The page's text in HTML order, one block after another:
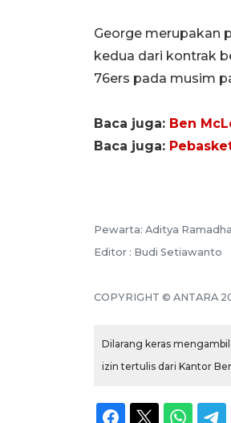
George merupakan
kedua dari kontrak
76ers pada musim
Baca juga: Ben
Baca juga:
Pewarta: Aditya
Editor : Budi Setiawanto
COPYRIGHT © ANTARA
Dilarang keras
izin tertulis dari Kantor